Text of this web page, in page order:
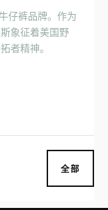
仔裤品牌。作为
象征着美国野
者精神。
全部